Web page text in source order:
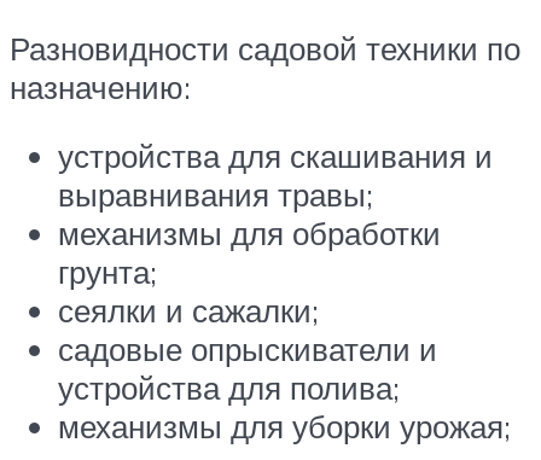
Разновидности садовой техники по
назначению:
устройства для скашивания и
выравнивания травы;
механизмы для обработки
грунта;
сеялки и сажалки;
садовые опрыскиватели и
устройства для полива;
механизмы для уборки урожая;